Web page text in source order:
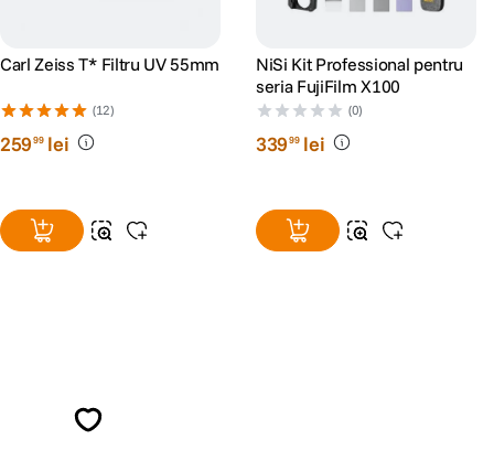
Carl Zeiss T* Filtru UV 55mm
(12)
25999 lei
NiSi Kit Professional pentru
seria FujiFilm X100
(0)
33999 lei